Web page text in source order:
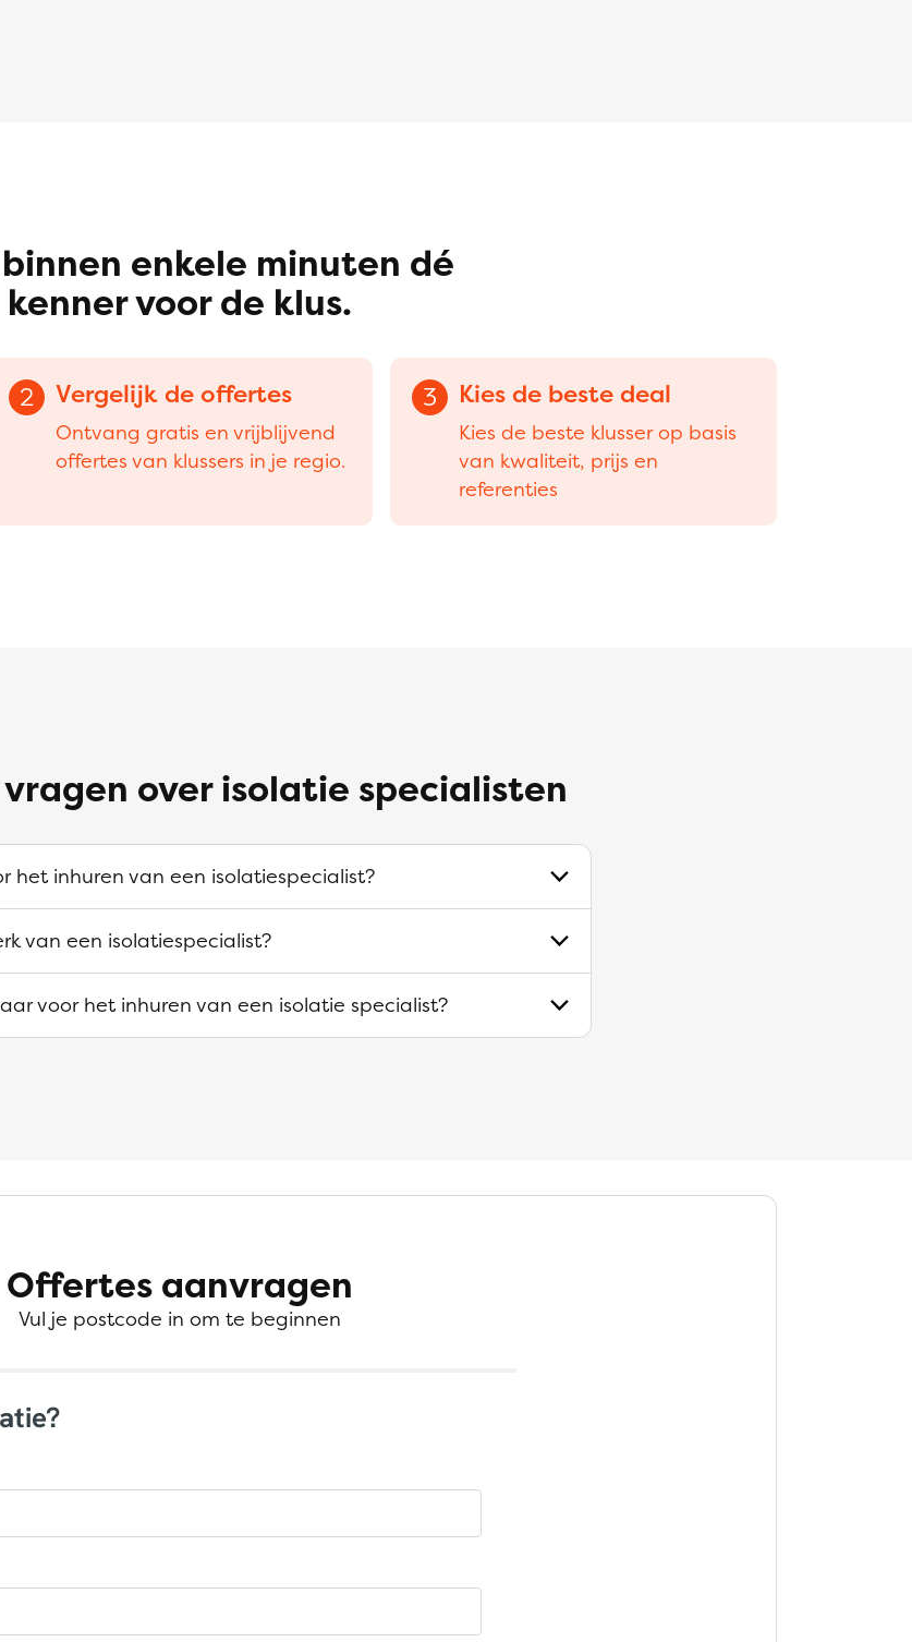
enkele minuten dé
kenner voor de klus.
2 Vergelijk de offertes
Ontvang gratis en vrijblijvend
offertes van klussers in je regio.
3 Kies de beste deal
Kies de beste klusser op basis
van kwaliteit, prijs en
referenties
over isolatie specialisten
het inhuren van een isolatiespecialist?
van een isolatiespecialist?
voor het inhuren van een isolatie specialist?
Offertes aanvragen
Vul je postcode in om te beginnen